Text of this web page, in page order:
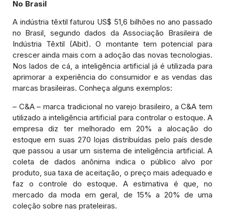
No Brasil
A indústria têxtil faturou US$ 51,6 bilhões no ano passado
no Brasil, segundo dados da Associação Brasileira de
Indústria Têxtil (Abit). O montante tem potencial para
crescer ainda mais com a adoção das novas tecnologias.
Nos lados de cá, a inteligência artificial já é utilizada para
aprimorar a experiência do consumidor e as vendas das
marcas brasileiras. Conheça alguns exemplos:
– C&A – marca tradicional no varejo brasileiro, a C&A tem
utilizado a inteligência artificial para controlar o estoque. A
empresa diz ter melhorado em 20% a alocação do
estoque em suas 270 lojas distribuídas pelo país desde
que passou a usar um sistema de inteligência artificial. A
coleta de dados anônima indica o público alvo por
produto, sua taxa de aceitação, o preço mais adequado e
faz o controle do estoque. A estimativa é que, no
mercado da moda em geral, de 15% a 20% de uma
coleção sobre nas prateleiras.